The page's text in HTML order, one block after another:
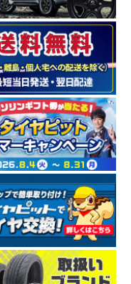
ブランドNITTO（ニット
に支持を受けており、デザイ
とした、ラグジュアリースポ
径タイヤが充実しています。
4.55
特設ページは
こちら!
DUNLOP（ダンロップ）。 1
製造を開始し、1913年には日
を製造しました。 ハイドロプ
技術の開発など、 常に利用者
しみない努力を傾注していま
4.49